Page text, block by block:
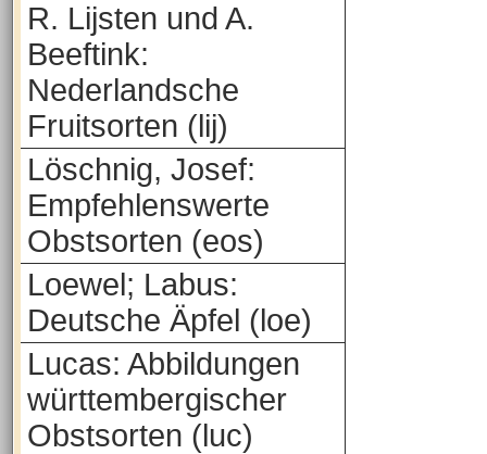
R. Lijsten und A.
Beeftink:
Nederlandsche
Fruitsorten (lij)
Löschnig, Josef:
Empfehlenswerte
Obstsorten (eos)
Loewel; Labus:
Deutsche Äpfel (loe)
Lucas: Abbildungen
württembergischer
Obstsorten (luc)